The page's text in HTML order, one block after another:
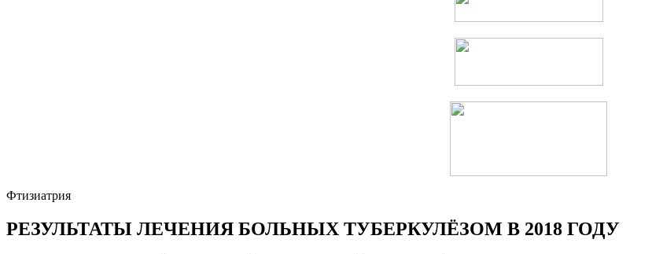
Фтизиатрия
РЕЗУЛЬТАТЫ ЛЕЧЕНИЯ БОЛЬНЫХ ТУБЕРКУЛЁЗОМ В 2018 ГОДУ